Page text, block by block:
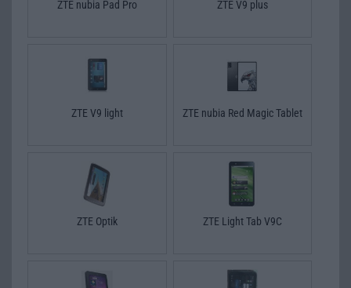
ZTE nubia Pad Pro ZTE V9 plus
ZTE V9 light ZTE nubia Red Magic Tablet
ZTE Optik ZTE Light Tab V9C